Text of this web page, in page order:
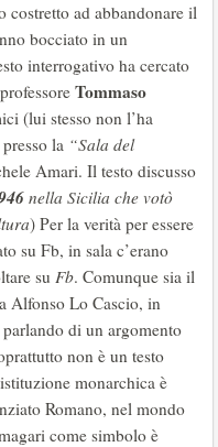
costretto ad abbandonare il
bocciato in un
interrogativo ha cercato
Tommaso
(lui stesso non l’ha
la “Sala del
Amari. Il testo discusso
nella Sicilia che votò
) Per la verità per essere
su Fb, in sala c’erano
su Fb. Comunque sia il
Alfonso Lo Cascio, in
di un argomento
non è un testo
monarchica è
Romano, nel mondo
come simbolo è